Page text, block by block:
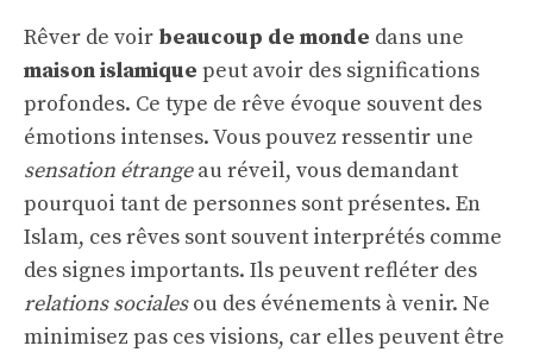
Rêver de voir beaucoup de monde dans une
maison islamique peut avoir des significations
profondes. Ce type de rêve évoque souvent des
émotions intenses. Vous pouvez ressentir une
sensation étrangeau réveil, vous demandant
pourquoi tant de personnes sont présentes. En
Islam, ces rêves sont souvent interprétés comme
des signes importants. Ils peuvent refléter des
relations socialesou des événements à venir. Ne
minimisez pas ces visions, car elles peuvent être